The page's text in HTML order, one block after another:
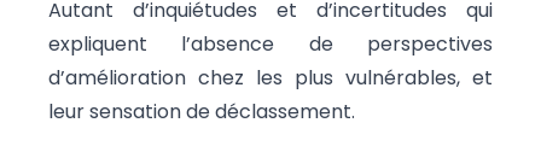
Autant d’inquiétudes et d’incertitudes qui
expliquent l’absence de perspectives
d’amélioration chez les plus vulnérables, et
leur sensation de déclassement.